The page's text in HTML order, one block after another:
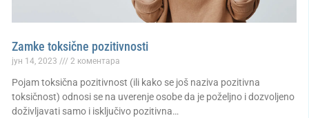
Zamke toksične pozitivnosti
јун 14, 2023 2 коментара
Pojam toksična pozitivnost (ili kako se još naziva pozitivna
toksičnost) odnosi se na uverenje osobe da je poželjno i dozvoljeno
doživljavati samo i isključivo pozitivna…